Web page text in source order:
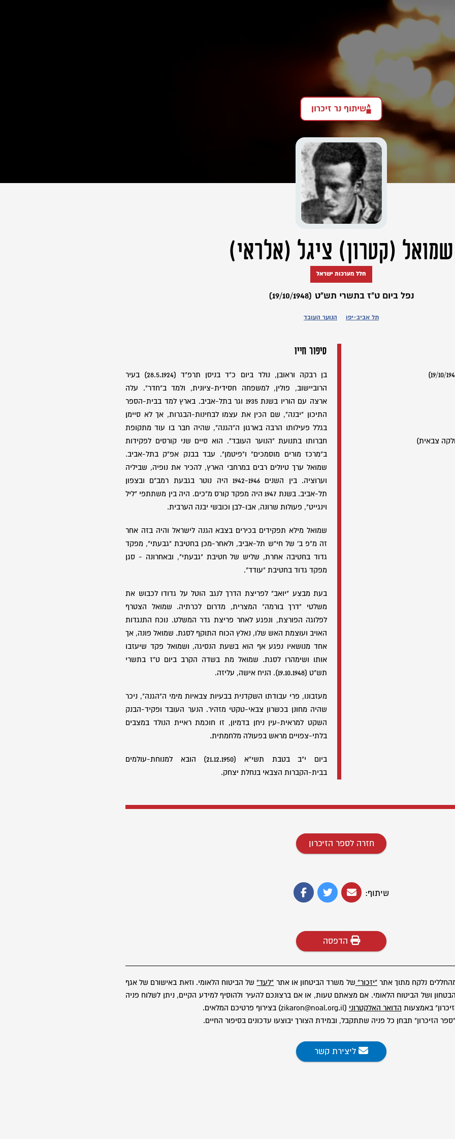
שיתוף נר זיכרון
שמואל (קטרון) ציגל (אלראי)
חלל מערכות ישראל
נפל ביום ט"ז בתשרי תש"ט (19/10/1948)
תל אביב-יפו הנוער העובד
צבאית)
סיפור חייו
בן רבקה וראובן, נולד ביום כ"ד בניסן תרפ"ד (28.5.1924) בעיר
הרוביישוב, פולין, למשפחה חסידית-ציונית, ולמד ב"חדר". עלה
ארצה עם הוריו בשנת 1935 וגר בתל-אביב. בארץ למד בבית-הספר
התיכון "יבנה", שם הכין את עצמו לבחינות-הבגרות, אך לא סיימן
בגלל פעילותו הרבה בארגון ה"הגנה", שהיה חבר בו עוד מתקופת
חברותו בתנועת "הנוער העובד". הוא סיים שני קורסים לפקידות
ב"מרכז מורים מוסמכים" ו"פיטמן". עבד בבנק אפ"ק בתל-אביב.
שמואל ערך טיולים רבים במרחבי הארץ, להכיר את נופיה, שביליה
וערוציה. בין השנים 1942-1946 היה נוטר בגבעת רמב"ם ובצפון
תל-אביב. בשנת 1947 היה מפקד קורס מ"כים. היה בין משתתפי "ליל
וינגייט", פעולות שרונה, אבו-לבן וכובשי יבנה הערבית.
שמואל מילא תפקידים בכירים בצבא הגנה לישראל והיה בזה אחר
זה מ"פ ב' של חי"ש תל-אביב, ולאחר-מכן בחטיבת "גבעתי", מפקד
גדוד בחטיבה אחרת, שליש של חטיבת "גבעתי", ובאחרונה - סגן
מפקד גדוד בחטיבת "עודד".
בעת מבצע "יואב" לפריצת הדרך לנגב הוטל על גדודו לכבוש את
משלטי "דרך בורמה" המצרית, מדרום לכרתיה. שמואל הצטרף
לפלוגה הפורצת, ונפגע לאחר פריצת גדר המשלט. נוכח התנגדות
האויב ועוצמת האש שלו, נאלץ הכוח התוקף לסגת. שמואל פונה, אך
אחד מנושאיו נפגע אף הוא בשעת הנסיגה, ושמואל פקד שיעזבו
אותו ושימהרו לסגת. שמואל מת בשדה הקרב ביום ט"ז בתשרי
תש"ט (19.10.1948). הניח אישה, עליזה.
מעזבונו, פרי עבודתו השקדנית בבעיות צבאיות מימי ה"הגנה", ניכר
שהיה מחונן בכשרון צבאי-טקטי מזהיר. הנער העובד ופקיד-הבנק
השקט למראית-עין ניחן בדמיון, זו חוכמת ראיית הנולד במצבים
בלתי-צפויים מראש בפעולה מלחמתית.
ביום י"ב בטבת תשי"א (21.12.1950) הובא למנוחת-עולמים
בבית-הקברות הצבאי בנחלת יצחק.
חזרה לספר הזיכרון
שיתוף:
הדפסה
נלקח מתוך אתר"יזכור" של משרד הביטחון או אתר "לעד"של הביטוח הלאומי. וזאת באישורם של אגף
ושל הביטוח הלאומי. אם מצאתם טעות, או אם ברצונכם להעיר ולהוסיף למידע הקיים, ניתן לשלוח פניה
באמצעות הדואר האלקטרוני (zikaron@noal.org.il) בצירוף פרטיכם המלאים.
הזיכרון" תבחן כל פניה שתתקבל, ובמידת הצורך יבוצעו עדכונים בסיפור החיים.
ליצירת קשר